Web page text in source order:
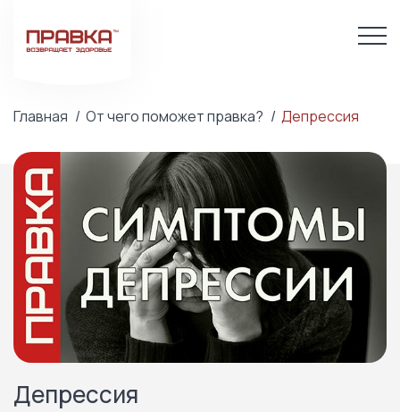
Главная От чего поможет правка? Депрессия
Депрессия